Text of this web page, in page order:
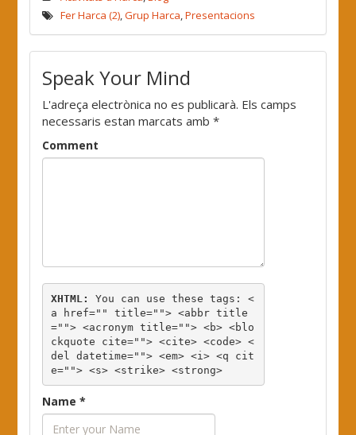
Fer Harca (2),Grup Harca,Presentacions
Speak Your Mind
L'adreça electrònica no es publicarà. Els camps
necessaris estan marcats amb*
Comment
XHTML: You can use these tags: <
a href="" title=""> <abbr title
=""> <acronym title=""> <b> <blo
ckquote cite=""> <cite> <code> <
del datetime=""> <em> <i> <q cit
e=""> <s> <strike> <strong>
Name*